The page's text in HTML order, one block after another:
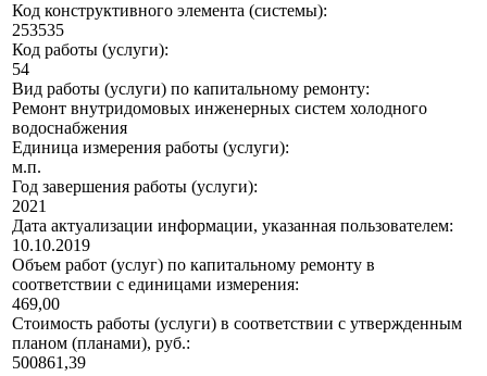
Код конструктивного элемента (системы):
253535
Код работы (услуги):
54
Вид работы (услуги) по капитальному ремонту:
Ремонт внутридомовых инженерных систем холодного
водоснабжения
Единица измерения работы (услуги):
м.п.
Год завершения работы (услуги):
2021
Дата актуализации информации, указанная пользователем:
10.10.2019
Объем работ (услуг) по капитальному ремонту в
соответствии с единицами измерения:
469,00
Стоимость работы (услуги) в соответствии с утвержденным
планом (планами), руб.:
500861,39